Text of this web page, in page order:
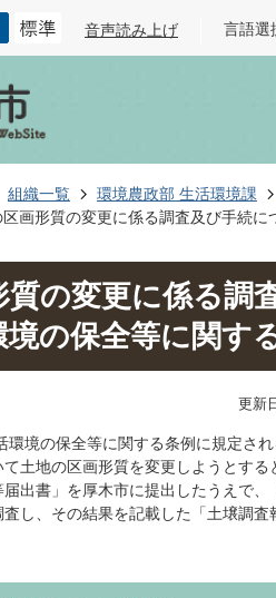
音声読み上げ 言語選
組織一覧 環境農政部 生活環境課
画形質の変更に係る調査及び手続
質の変更に係る調
の保全等に関す
更新
環境の保全等に関する条例に規定さ
土地の区画形質を変更しようとす
出書」を厚木市に提出したうえで、
し、その結果を記載した「土壌調